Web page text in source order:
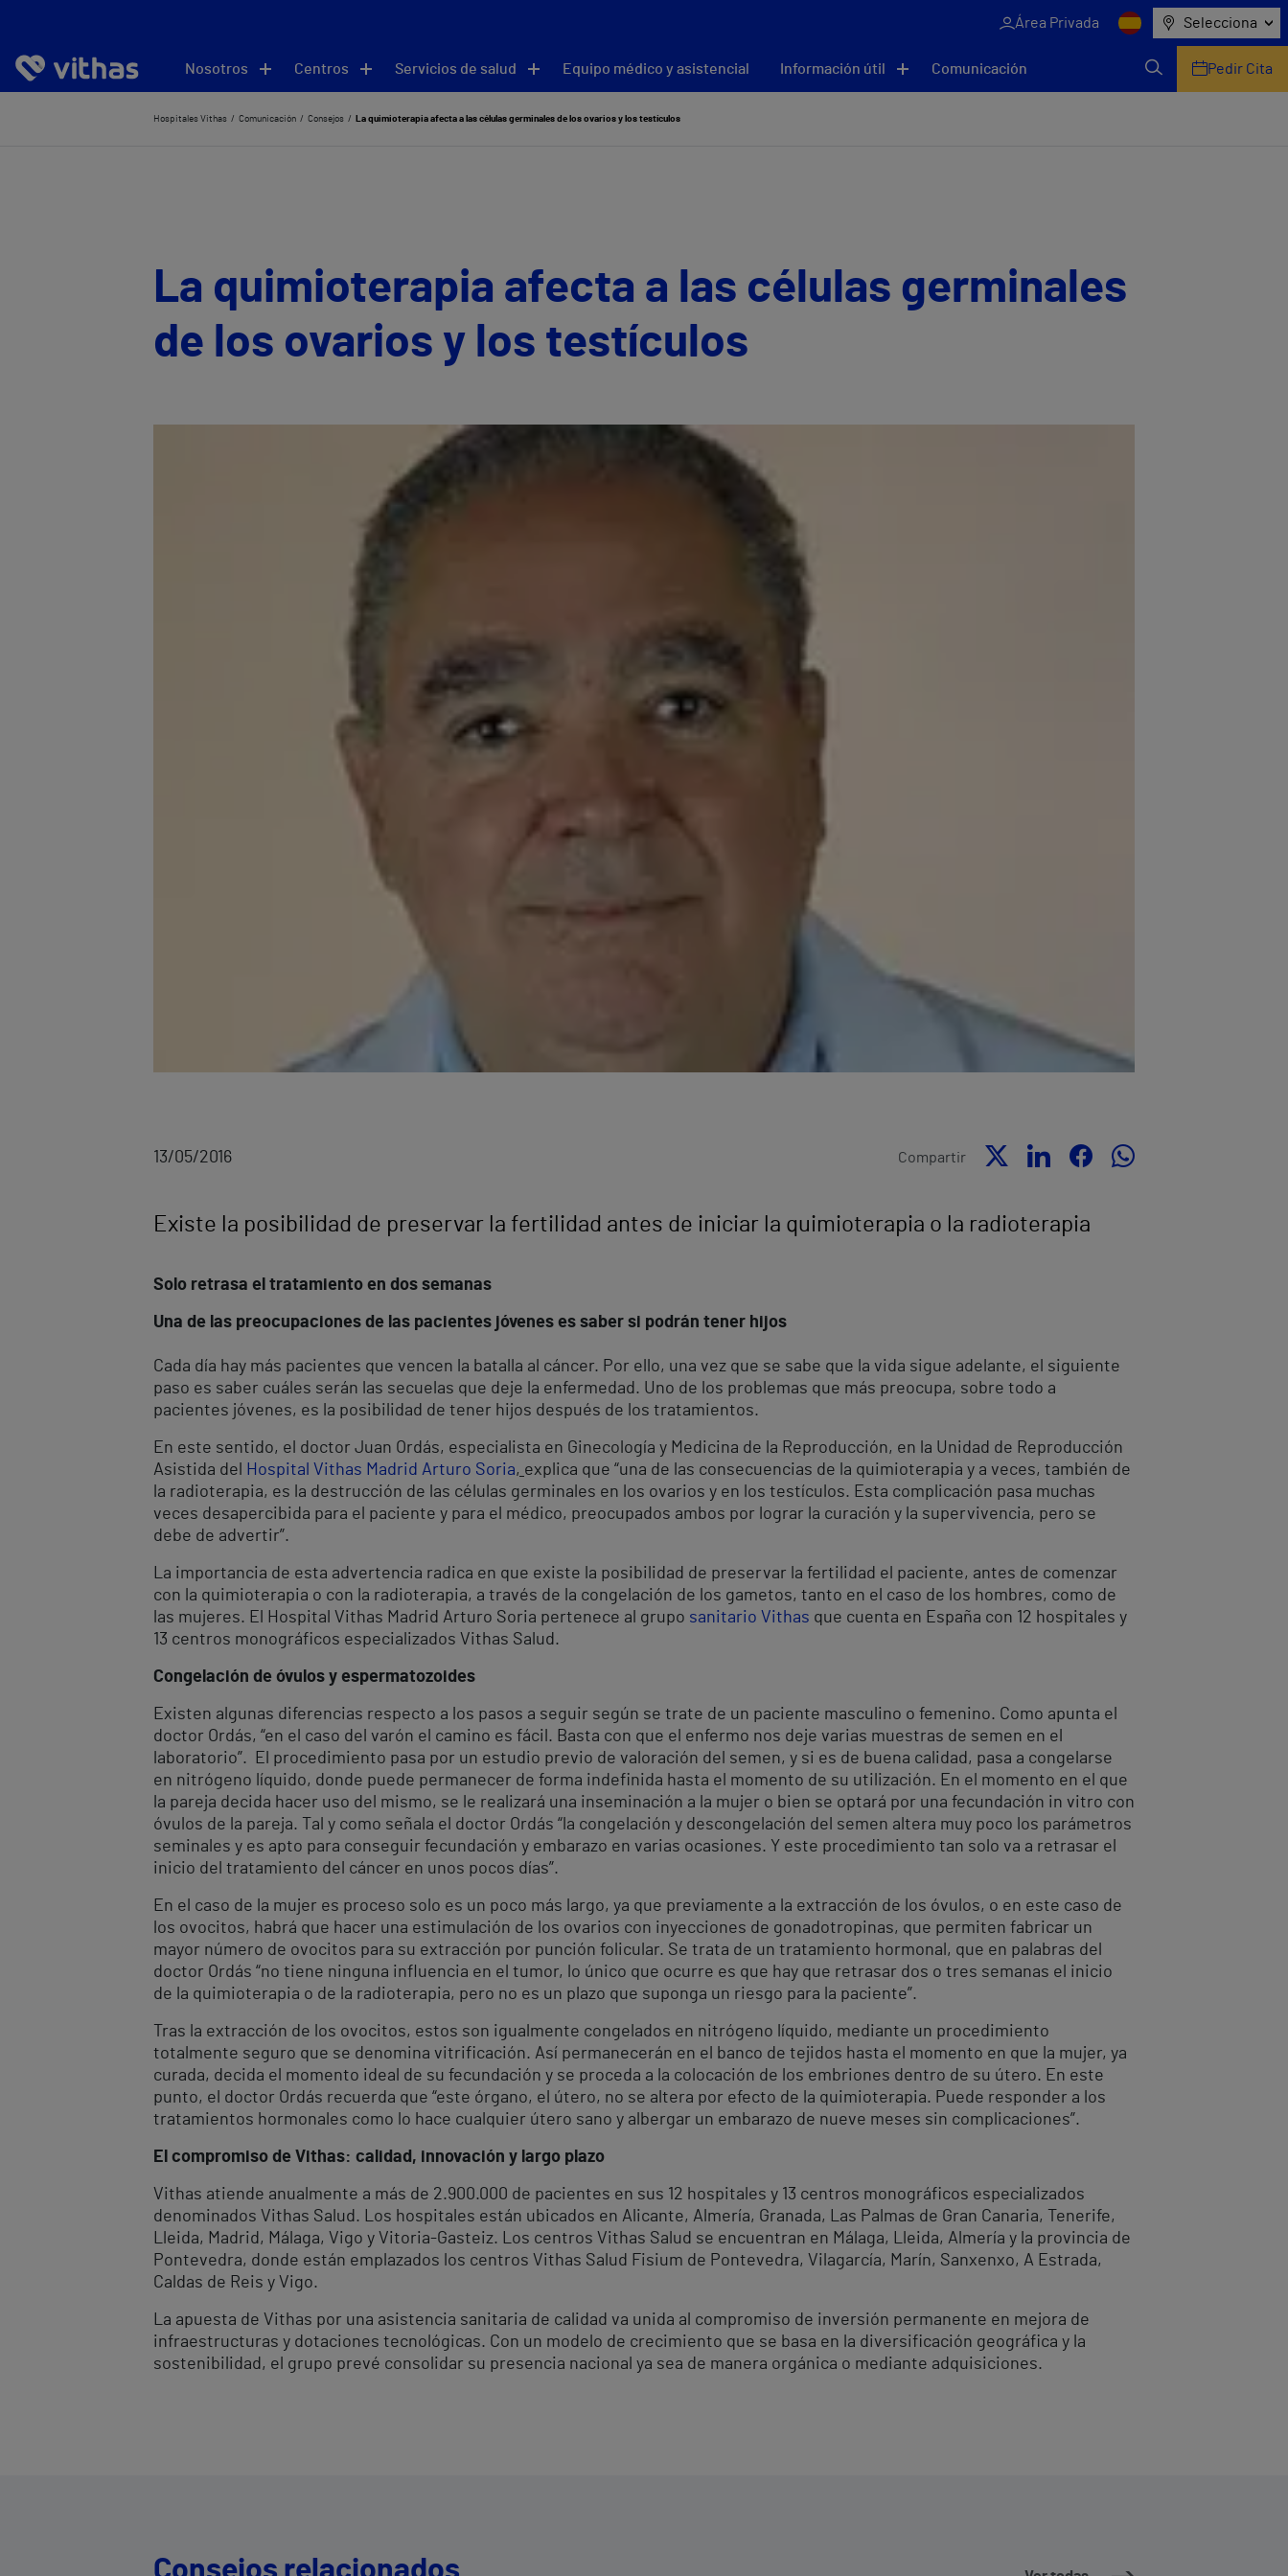
Área Privada Selecciona
Nosotros Centros Servicios de salud Equipo médico y asistencial Información útil Comunicación Pedir Cita
Hospitales Vithas Comunicación Consejos La quimioterapia afecta a las células germinales de los ovarios y los testículos
La quimioterapia afecta a las células germinales
de los ovarios y los testículos
13/05/2016 Compartir
Existe la posibilidad de preservar la fertilidad antes de iniciar la quimioterapia o la radioterapia
Solo retrasa el tratamiento en dos semanas
Una de las preocupaciones de las pacientes jóvenes es saber si podrán tener hijos
Cada día hay más pacientes que vencen la batalla al cáncer. Por ello, una vez que se sabe que la vida sigue adelante, el siguiente
paso es saber cuáles serán las secuelas que deje la enfermedad. Uno de los problemas que más preocupa, sobre todo a
pacientes jóvenes, es la posibilidad de tener hijos después de los tratamientos.
En este sentido, el doctor Juan Ordás, especialista en Ginecología y Medicina de la Reproducción, en la Unidad de Reproducción
Asistida del
Hospital Vithas Madrid Arturo Soria, explica que “una de las consecuencias de la quimioterapia y a veces, también de
la radioterapia, es la destrucción de las células germinales en los ovarios y en los testículos. Esta complicación pasa muchas
veces desapercibida para el paciente y para el médico, preocupados ambos por lograr la curación y la supervivencia, pero se
debe de advertir”.
La importancia de esta advertencia radica en que existe la posibilidad de preservar la fertilidad el paciente, antes de comenzar
con la quimioterapia o con la radioterapia, a través de la congelación de los gametos, tanto en el caso de los hombres, como de
las mujeres. El Hospital Vithas Madrid Arturo Soria pertenece al grupo sanitario Vithas que cuenta en España con 12 hospitales y
13 centros monográficos especializados Vithas Salud.
Congelación de óvulos y espermatozoides
Existen algunas diferencias respecto a los pasos a seguir según se trate de un paciente masculino o femenino. Como apunta el
doctor Ordás, “en el caso del varón el camino es fácil. Basta con que el enfermo nos deje varias muestras de semen en el
laboratorio”. El procedimiento pasa por un estudio previo de valoración del semen, y si es de buena calidad, pasa a congelarse
en nitrógeno líquido, donde puede permanecer de forma indefinida hasta el momento de su utilización. En el momento en el que
la pareja decida hacer uso del mismo, se le realizará una inseminación a la mujer o bien se optará por una fecundación in vitro con
óvulos de la pareja. Tal y como señala el doctor Ordás “la congelación y descongelación del semen altera muy poco los parámetros
seminales y es apto para conseguir fecundación y embarazo en varias ocasiones. Y este procedimiento tan solo va a retrasar el
inicio del tratamiento del cáncer en unos pocos días”.
En el caso de la mujer es proceso solo es un poco más largo, ya que previamente a la extracción de los óvulos, o en este caso de
los ovocitos, habrá que hacer una estimulación de los ovarios con inyecciones de gonadotropinas, que permiten fabricar un
mayor número de ovocitos para su extracción por punción folicular. Se trata de un tratamiento hormonal, que en palabras del
doctor Ordás “no tiene ninguna influencia en el tumor, lo único que ocurre es que hay que retrasar dos o tres semanas el inicio
de la quimioterapia o de la radioterapia, pero no es un plazo que suponga un riesgo para la paciente”.
Tras la extracción de los ovocitos, estos son igualmente congelados en nitrógeno líquido, mediante un procedimiento
totalmente seguro que se denomina vitrificación. Así permanecerán en el banco de tejidos hasta el momento en que la mujer, ya
curada, decida el momento ideal de su fecundación y se proceda a la colocación de los embriones dentro de su útero. En este
punto, el doctor Ordás recuerda que “este órgano, el útero, no se altera por efecto de la quimioterapia. Puede responder a los
tratamientos hormonales como lo hace cualquier útero sano y albergar un embarazo de nueve meses sin complicaciones”.
El compromiso de Vithas: calidad, innovación y largo plazo
Vithas atiende anualmente a más de 2.900.000 de pacientes en sus 12 hospitales y 13 centros monográficos especializados
denominados Vithas Salud. Los hospitales están ubicados en Alicante, Almería, Granada, Las Palmas de Gran Canaria, Tenerife,
Lleida, Madrid, Málaga, Vigo y Vitoria-Gasteiz. Los centros Vithas Salud se encuentran en Málaga, Lleida, Almería y la provincia de
Pontevedra, donde están emplazados los centros Vithas Salud Fisium de Pontevedra, Vilagarcía, Marín, Sanxenxo, A Estrada,
Caldas de Reis y Vigo.
La apuesta de Vithas por una asistencia sanitaria de calidad va unida al compromiso de inversión permanente en mejora de
infraestructuras y dotaciones tecnológicas. Con un modelo de crecimiento que se basa en la diversificación geográfica y la
sostenibilidad, el grupo prevé consolidar su presencia nacional ya sea de manera orgánica o mediante adquisiciones.